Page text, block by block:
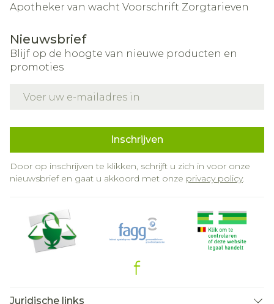
Apotheker van wacht Voorschrift Zorgtarieven
Nieuwsbrief
Blijf op de hoogte van nieuwe producten en
promoties
Inschrijven
Door op inschrijven te klikken, schrijft u zich in voor onze
nieuwsbrief en gaat u akkoord met onze privacy policy.
Juridische links